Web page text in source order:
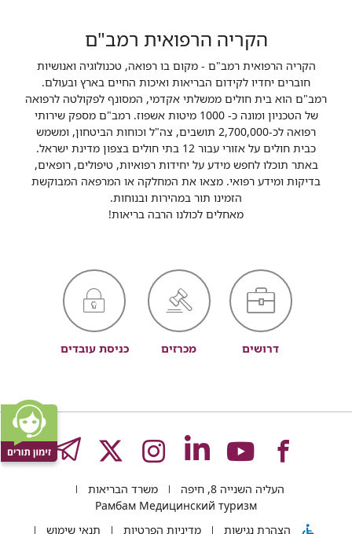
הקריה הרפואית רמב"ם
הקריה הרפואית רמב"ם - מקום בו רפואה, טכנולוגיה ואנושיות
חוברים יחדיו לקידום הבריאות ואיכות החיים בארץ ובעולם.
רמב"ם הוא בית חולים ממשלתי אקדמי, המסונף לפקולטה לרפואה
של הטכניון ומונה כ- 1000 מיטות אשפוז. רמב"ם מספק שירותי
רפואה לכ-2,700,000 תושבים, צה"ל וכוחות הביטחון, ומשמש
כבית חולים על אזורי עבור 12 בתי חולים בצפון מדינת ישראל.
באתר תוכלו לחפש מידע על יחידות רפואיות, טיפולים, רופאים,
בדיקות ומידע רפואי. מצאו את המחלקה או המרפאה המבוקשת
הזמינו תור במהירות ובנוחות.
מאחלים לכולנו הרבה בריאות!
דרושים מכרזים כניסת עובדים
לעמוד
של
לעמוד
של
לעמוד
של
לעמוד
של
לעמוד
של
העליה השנייה 8, חיפה
משרד הבריאות
Рамбам Медицинский туризм
הצהרת נגישות
מדיניות הפרטיות תנאי שימוש